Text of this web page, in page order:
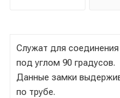
Служат для
под углом 90 градусов.
Данные замки
по трубе.